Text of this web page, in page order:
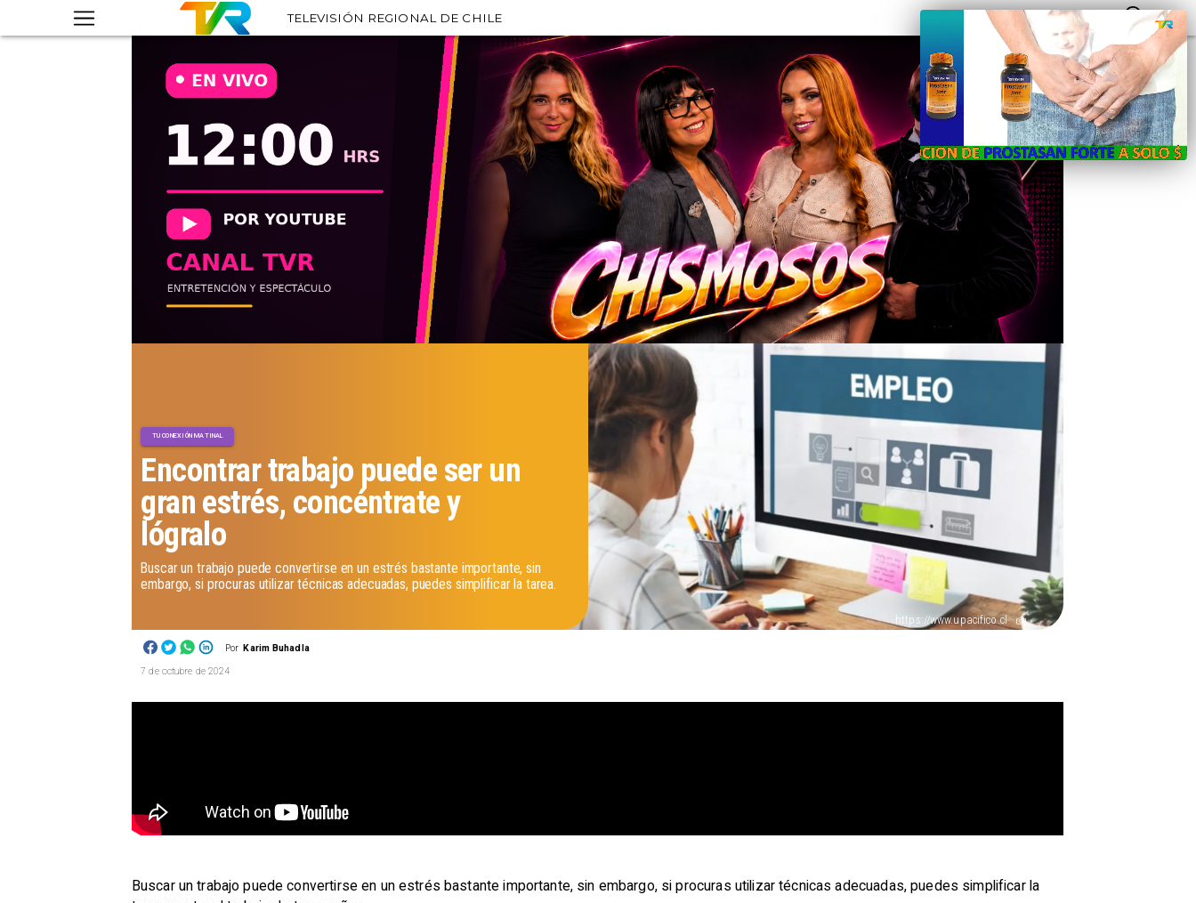
TELEVISIÓN REGIONAL DE CHILE
https://www.upacifico.cl
Por Karim Buhadla
Encontrar trabajo puede ser un
gran estrés, concéntrate y
lógralo
TU CONEXIÓN MATINAL
Buscar un trabajo puede convertirse en un estrés bastante importante, sin
embargo, si procuras utilizar técnicas adecuadas, puedes simplificar la tarea.
7 de octubre de 2024
​Buscar un trabajo puede convertirse en un estrés bastante importante, sin embargo, si procuras utilizar técnicas adecuadas, puedes simplificar la